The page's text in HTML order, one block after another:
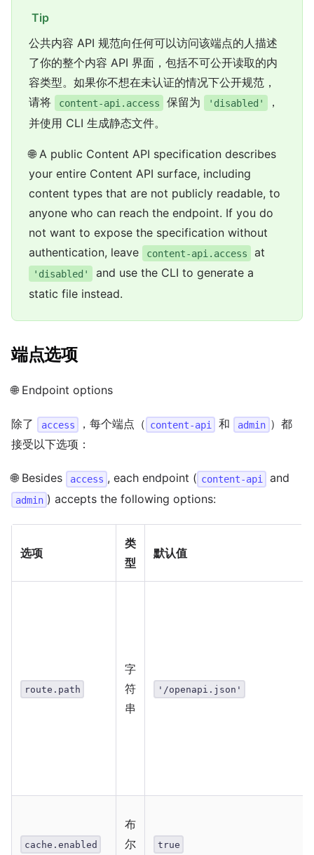
Tip
公共内容 API 规范向任何可以访问该端点的人描述
了你的整个内容 API 界面，包括不可公开读取的内
容类型。如果你不想在未认证的情况下公开规范，
请将
content-api.access 保留为 'disabled'
，
并使用 CLI 生成静态文件。
🌐 A public Content API specification describes
your entire Content API surface, including
content types that are not publicly readable, to
anyone who can reach the endpoint. If you do
not want to expose the specification without
authentication, leave
content-api.access at
'disabled'
and use the CLI to generate a
static file instead.
端点选项
🌐 Endpoint options
除了 access ，每个端点（ content-api 和 admin ）都
接受以下选项：
🌐 Besides access , each endpoint ( content-api and
admin ) accepts the following options:
选项
类
型
默认值
route.path
字
符
串
'/openapi.json'
cache.enabled
布
尔
true